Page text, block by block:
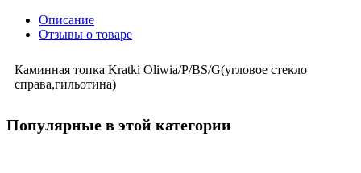
Описание
Отзывы о товаре
Каминная топка Kratki Oliwia/P/BS/G(угловое стекло
справа,гильотина)
Популярные в этой категории